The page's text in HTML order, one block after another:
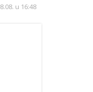
u 16:48